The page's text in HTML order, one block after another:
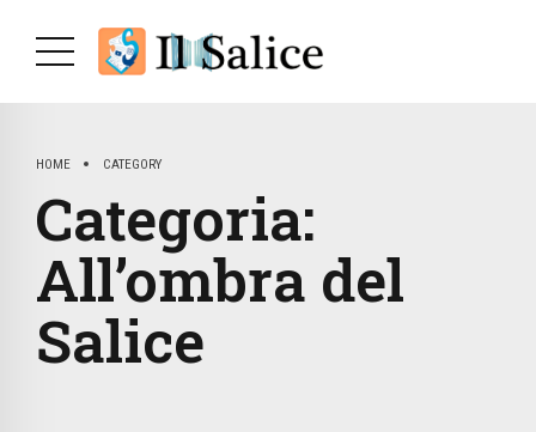
HOME CATEGORY
Categoria:
All’ombra del
Salice